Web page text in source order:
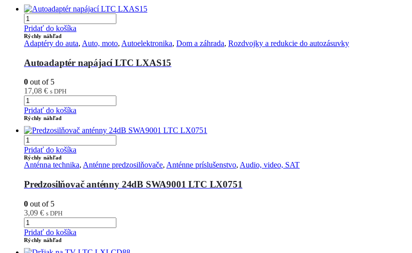
Pridať do košíka
Rýchly náhľad
Adaptéry do auta, Auto, moto, Autoelektronika, Dom a záhrada, Rozdvojky a redukcie do autozásuvky
Autoadaptér napájací LTC LXAS15
0 out of 5
17,08 € s DPH
Pridať do košíka
Rýchly náhľad
Pridať do košíka
Rýchly náhľad
Anténna technika, Anténne predzosilňovače, Anténne príslušenstvo, Audio, video, SAT
Predzosilňovač anténny 24dB SWA9001 LTC LX0751
0 out of 5
3,09 € s DPH
Pridať do košíka
Rýchly náhľad